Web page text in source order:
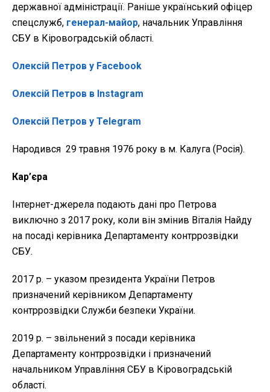
державної адміністрації. Раніше український офіцер
спецслужб, генерал-майор, начальник Управління
СБУ в Кіровоградській області.
Олексій Петров у Facebook
Олексій Петров в Instagram
Олексій Петров у Telegram
Народився 29 травня 1976 року в м. Калуга (Росія).
Кар’єра
Інтернет-джерела подають дані про Петрова
виключно з 2017 року, коли він змінив Віталія Найду
на посаді керівника Департаменту контррозвідки
СБУ.
2017 р. – указом президента України Петров
призначений керівником Департаменту
контррозвідки Служби безпеки України.
2019 р. – звільнений з посади керівника
Департаменту контррозвідки і призначений
начальником Управління СБУ в Кіровоградській
області.